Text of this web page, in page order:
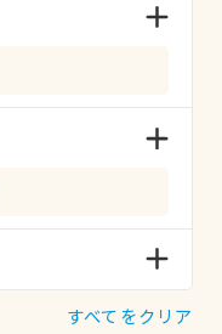
すべてをクリア